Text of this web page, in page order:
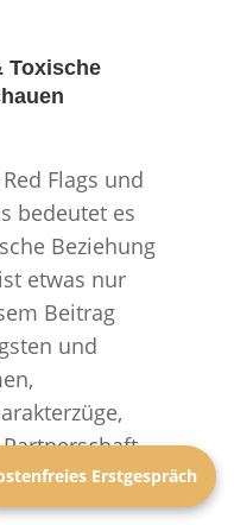
Toxische
Flags und
bedeutet es
Beziehung
etwas nur
Beitrag
und
Erstgespräch